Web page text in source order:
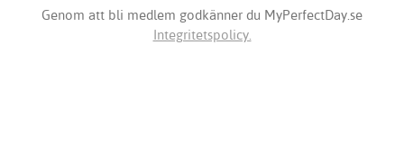
Genom att bli medlem godkänner du MyPerfectDay.se
Integritetspolicy.